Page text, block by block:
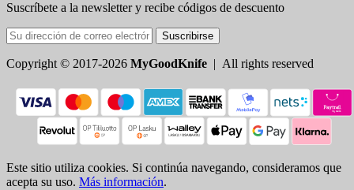
Suscríbete a la newsletter y recibe códigos de descuento
Suscribirse
Copyright © 2017-2026 MyGoodKnife | All rights reserved
Este sitio utiliza cookies. Si continúa navegando, consideramos que
acepta su uso. Más información.